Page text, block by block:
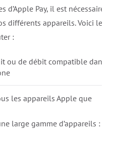
Pay, il est nécessaire
différents appareils. Voici les
:
ou de débit compatible dans
les appareils Apple que
large gamme d’appareils :